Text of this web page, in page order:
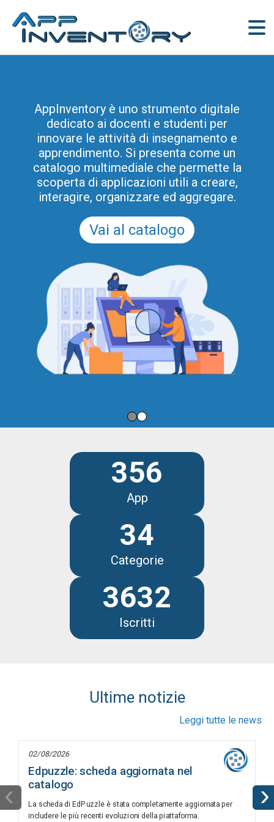
AppInventory è uno strumento digitale
dedicato ai docenti e studenti per
innovare le attività di insegnamento e
apprendimento. Si presenta come un
catalogo multimediale che permette la
scoperta di applicazioni utili a creare,
interagire, organizzare ed aggregare.
Vai al catalogo
356
App
34
Categorie
3632
Iscritti
Ultime notizie
Leggi tutte le news
02/08/2026
Edpuzzle: scheda aggiornata nel
catalogo
La scheda di EdPuzzle è stata completamente aggiornata per
includere le più recenti evoluzioni della piattaforma.
‹ ›